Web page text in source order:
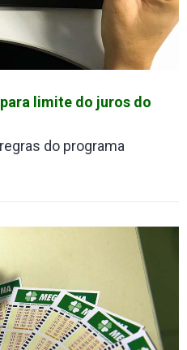
limite do juros do
do programa